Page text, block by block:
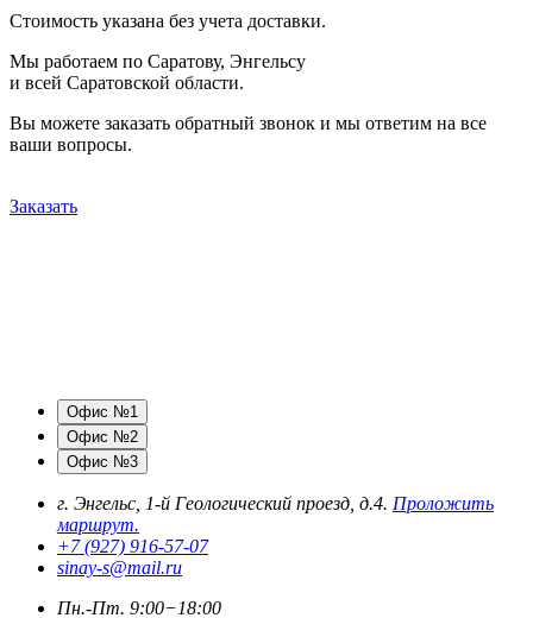
Стоимость указана без учета доставки.
Мы работаем по Саратову, Энгельсу
и всей Саратовской области.
Вы можете заказать обратный звонок и мы ответим на все
ваши вопросы.
Заказать
Офис №1
Офис №2
Офис №3
г. Энгельс, 1-й Геологический проезд, д.4. Проложить
маршрут.
+7 (927) 916-57-07
sinay-s@mail.ru
Пн.-Пт. 9:00−18:00